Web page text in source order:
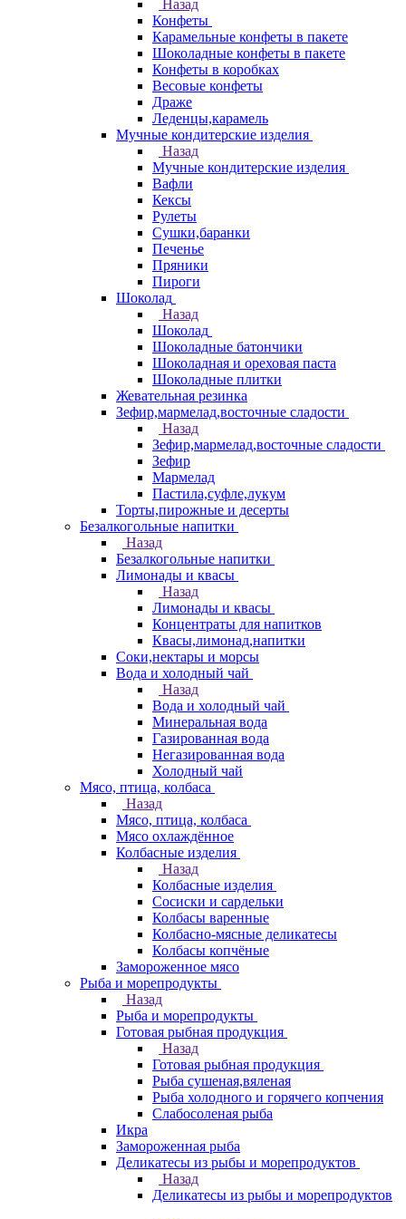
Назад
Конфеты
Карамельные конфеты в пакете
Шоколадные конфеты в пакете
Конфеты в коробках
Весовые конфеты
Драже
Леденцы,карамель
Мучные кондитерские изделия
Назад
Мучные кондитерские изделия
Вафли
Кексы
Рулеты
Сушки,баранки
Печенье
Пряники
Пироги
Шоколад
Назад
Шоколад
Шоколадные батончики
Шоколадная и ореховая паста
Шоколадные плитки
Жевательная резинка
Зефир,мармелад,восточные сладости
Назад
Зефир,мармелад,восточные сладости
Зефир
Мармелад
Пастила,суфле,лукум
Торты,пирожные и десерты
Безалкогольные напитки
Назад
Безалкогольные напитки
Лимонады и квасы
Назад
Лимонады и квасы
Концентраты для напитков
Квасы,лимонад,напитки
Соки,нектары и морсы
Вода и холодный чай
Назад
Вода и холодный чай
Минеральная вода
Газированная вода
Негазированная вода
Холодный чай
Мясо, птица, колбаса
Назад
Мясо, птица, колбаса
Мясо охлаждённое
Колбасные изделия
Назад
Колбасные изделия
Сосиски и сардельки
Колбасы варенные
Колбасно-мясные деликатесы
Колбасы копчёные
Замороженное мясо
Рыба и морепродукты
Назад
Рыба и морепродукты
Готовая рыбная продукция
Назад
Готовая рыбная продукция
Рыба сушеная,вяленая
Рыба холодного и горячего копчения
Слабосоленая рыба
Икра
Замороженная рыба
Деликатесы из рыбы и морепродуктов
Назад
Деликатесы из рыбы и морепродуктов